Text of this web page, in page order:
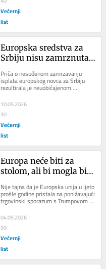
Večernji
list
Europska sredstva za
Srbiju nisu zamrznuta,
Priča o nesuđenom zamrzavanju
isplata europskog novca za Srbiju
rezultirala je neuobičajenom
situacijom u kojoj je glasnogovornik
Europske komisije...
10.05.2026
30
Večernji
list
Europa neće biti za
stolom, ali bi mogla biti
Nije tajna da je Europska unija u ljeto
prošle godine pristala na ponižavajući
trgovinski sporazum s Trumpovom
administracijom pod velikim...
04.05.2026
50
Večernji
list